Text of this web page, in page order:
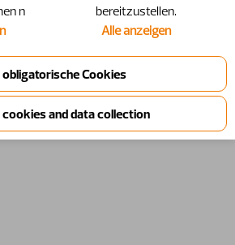
n
bereitzustellen.
Alle anzeigen